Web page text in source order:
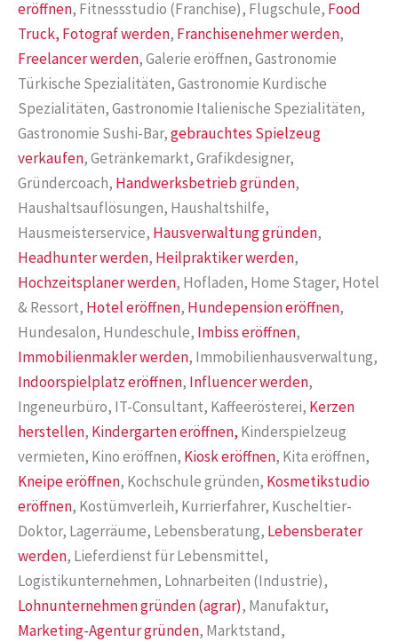
eröffnen, Fitnessstudio (Franchise), Flugschule, Food
Truck, Fotograf werden, Franchisenehmer werden,
Freelancer werden, Galerie eröffnen, Gastronomie
Türkische Spezialitäten, Gastronomie Kurdische
Spezialitäten, Gastronomie Italienische Spezialitäten,
Gastronomie Sushi-Bar,gebrauchtes Spielzeug
verkaufen, Getränkemarkt, Grafikdesigner,
Gründercoach, Handwerksbetrieb gründen,
Haushaltsauflösungen, Haushaltshilfe,
Hausmeisterservice, Hausverwaltung gründen,
Headhunter werden, Heilpraktiker werden,
Hochzeitsplaner werden, Hofladen, Home Stager, Hotel
& Ressort, Hotel eröffnen, Hundepension eröffnen,
Hundesalon, Hundeschule, Imbiss eröffnen,
Immobilienmakler werden, Immobilienhausverwaltung,
Indoorspielplatz eröffnen, Influencer werden,
Ingeneurbüro, IT-Consultant, Kaffeerösterei, Kerzen
herstellen, Kindergarten eröffnen, Kinderspielzeug
vermieten, Kino eröffnen, Kiosk eröffnen, Kita eröffnen,
Kneipe eröffnen, Kochschule gründen, Kosmetikstudio
eröffnen, Kostümverleih, Kurrierfahrer, Kuscheltier-
Doktor, Lagerräume, Lebensberatung, Lebensberater
werden, Lieferdienst für Lebensmittel,
Logistikunternehmen, Lohnarbeiten (Industrie),
Lohnunternehmen gründen (agrar), Manufaktur,
Marketing-Agentur gründen, Marktstand,